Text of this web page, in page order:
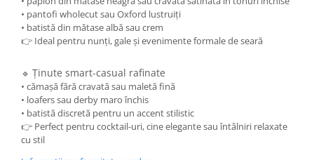
• pantofi wholecut sau Oxford lustruiți
• batistă din mătase albă sau crem
👉 Ideal pentru nunți, gale și evenimente formale de seară
🔹 Ținute smart-casual rafinate
• cămașă fără cravată sau maletă fină
• loafers sau derby maro închis
• batistă discretă pentru un accent stilistic
👉 Perfect pentru cocktail-uri, cine elegante sau întâlniri relaxate
cu stil